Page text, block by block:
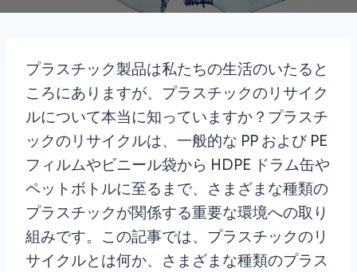
プラスチック製品は私たちの生活のいたると
ころにありますが、プラスチックのリサイク
ルについて本当に知っていますか？プラスチ
ックのリサイクルは、一般的な PP および PE
フィルムやビニール袋から HDPE ドラム缶や
ペットボトルに至るまで、さまざまな種類の
プラスチックが関係する重要な環境への取り
組みです。この記事では、プラスチックのリ
サイクルとは何か、さまざまな種類のプラス